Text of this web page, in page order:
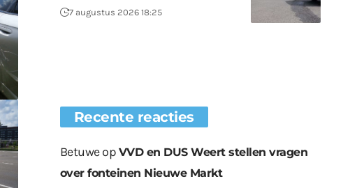
7 augustus 2026 18:25
Recente reacties
Betuweop VVD en DUS Weert stellen vragen
over fonteinen Nieuwe Markt